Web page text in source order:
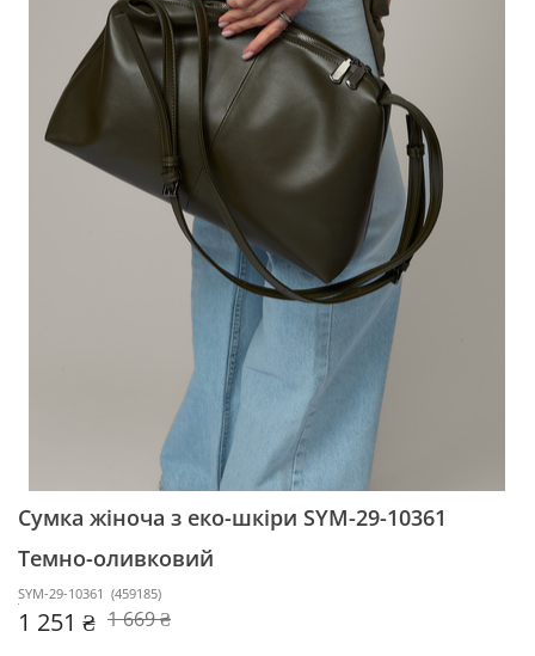
Сумка жіноча з еко-шкіри SYM-29-10361
Темно-оливковий
SYM-29-10361 (459185)
1 251 ₴ 1 669 ₴